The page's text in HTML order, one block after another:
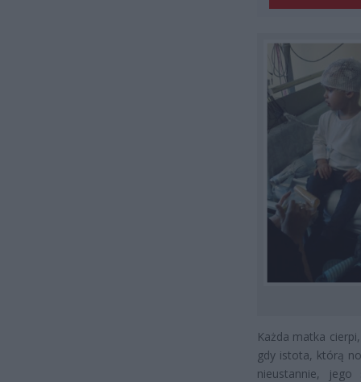
Każda matka
gdy istota, którą
nieustannie,